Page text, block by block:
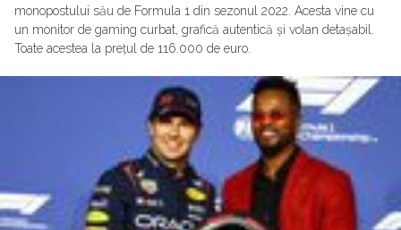
monopostului său de Formula 1 din sezonul 2022. Acesta vine cu
un monitor de gaming curbat, grafică autentică și volan detașabil.
Toate acestea la prețul de 116.000 de euro.